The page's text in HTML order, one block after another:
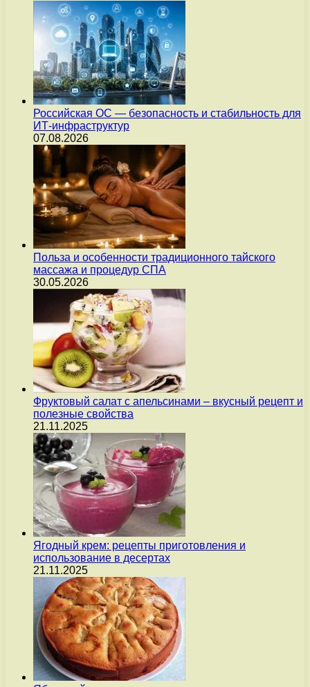
Российская ОС — безопасность и стабильность для
ИТ-инфраструктур
07.08.2026
Польза и особенности традиционного тайского
массажа и процедур СПА
30.05.2026
Фруктовый салат с апельсинами – вкусный рецепт и
полезные свойства
21.11.2025
Ягодный крем: рецепты приготовления и
использование в десертах
21.11.2025